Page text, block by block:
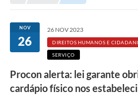
NOV
26
26 NOV 2023
DIREITOS HUMANOS E
SERVIÇO
Procon alerta: lei garante
cardápio físico nos
q
u
o
S
D